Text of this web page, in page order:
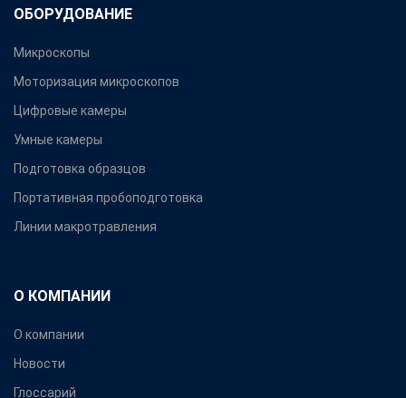
ОБОРУДОВАНИЕ
Микроскопы
Моторизация микроскопов
Цифровые камеры
Умные камеры
Подготовка образцов
Портативная пробоподготовка
Линии макротравления
О КОМПАНИИ
О компании
Новости
Глоссарий